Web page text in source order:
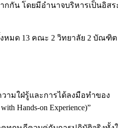
กกัน โดยมีอำนาจบริหารเป็นอิสร
หมด 13 คณะ 2 วิทยาลัย 2 บัณฑิต
มใฝ่รู้และการได้ลงมือทำของ
Hands-on Experience)”